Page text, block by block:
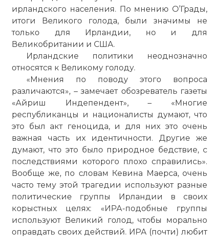
ирландского населения. По мнению О’Грады,
итоги Великого голода, были значимы не
только для Ирландии, но и для
Великобритании и США.
Ирландские политики неоднозначно
относятся к Великому голоду.
«Мнения по поводу этого вопроса
различаются», – замечает обозреватель газеты
«Айриш Индепендент», – «Многие
республиканцы и националисты думают, что
это был акт геноцида, и для них это очень
важная часть их идентичности. Другие же
думают, что это было природное бедствие, с
последствиями которого плохо справились».
Вообще же, по словам Кевина Маерса, очень
часто тему этой трагедии используют разные
политические группы Ирландии в своих
корыстных целях: «ИРА-подобные группы
используют Великий голод, чтобы морально
оправдать своих действий. ИРА (почти) любит